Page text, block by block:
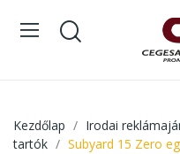
Kezdőlap Irodai
tartók
Subyard 15 Zero